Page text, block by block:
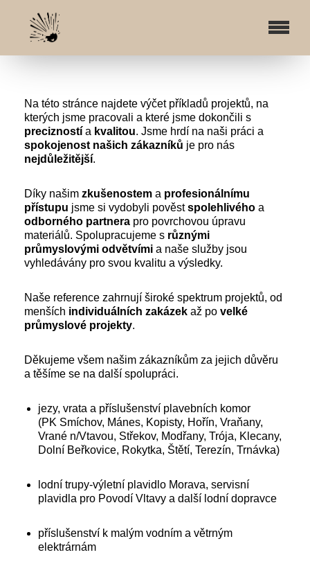
Na této stránce najdete výčet příkladů projektů, na
kterých jsme pracovali a které jsme dokončili s
precizností a kvalitou. Jsme hrdí na naši práci a
spokojenost našich zákazníků je pro nás
nejdůležitější.
Díky našim zkušenostem a profesionálnímu
přístupu jsme si vydobyli pověstspolehlivého a
odborného partnera pro povrchovou úpravu
materiálů. Spolupracujeme s různými
průmyslovými odvětvími a naše služby jsou
vyhledávány pro svou kvalitu a výsledky.
Naše reference zahrnují široké spektrum projektů, od
menších individuálních zakázek až po velké
průmyslové projekty.
Děkujeme všem našim zákazníkům za jejich důvěru
a těšíme se na další spolupráci.
jezy, vrata a příslušenství plavebních komor
(PK Smíchov, Mánes, Kopisty, Hořín, Vraňany,
Vrané n/Vtavou, Střekov, Modřany, Trója, Klecany,
Dolní Beřkovice, Rokytka, Štětí, Terezín, Trnávka)
lodní trupy-výletní plavidlo Morava, servisní
plavidla pro Povodí Vltavy a další lodní dopravce
příslušenství k malým vodním a větrným
elektrárnám